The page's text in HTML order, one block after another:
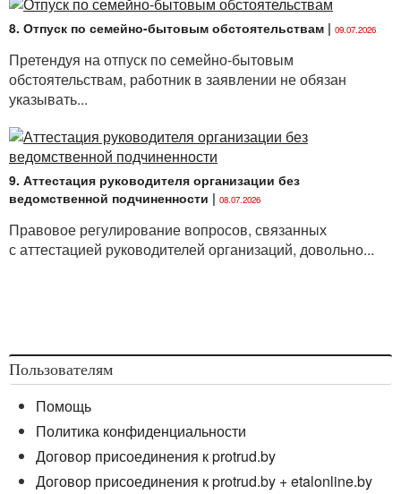
8. Отпуск по семейно-бытовым обстоятельствам | 09.07.2026
Претендуя на отпуск по семейно-бытовым
обстоятельствам, работник в заявлении не обязан
указывать...
9. Аттестация руководителя организации без
ведомственной подчиненности | 08.07.2026
Правовое регулирование вопросов, связанных
с аттестацией руководителей организаций, довольно...
Пользователям
Помощь
Политика конфиденциальности
Договор присоединения к protrud.by
Договор присоединения к protrud.by + etalonline.by